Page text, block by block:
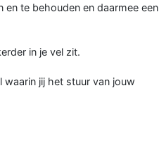
en te behouden en daarmee een
in je vel zit.
jij het stuur van jouw